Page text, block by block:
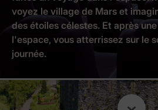
voyez le village de Mars et
des étoiles célestes. Et après
l'espace, vous atterrissez sur le
journée.